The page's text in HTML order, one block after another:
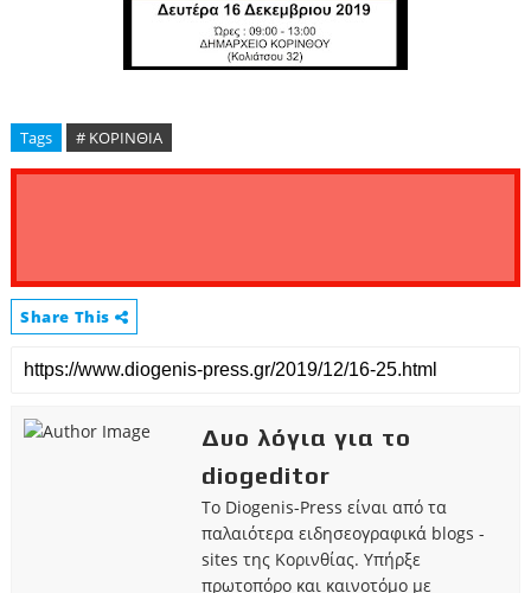
Tags # ΚΟΡΙΝΘΙΑ
Share This
Δυο λόγια για το
diogeditor
Το Diogenis-Press είναι από τα
παλαιότερα ειδησεογραφικά blogs -
sites της Κορινθίας. Υπήρξε
πρωτοπόρο και καινοτόμο με